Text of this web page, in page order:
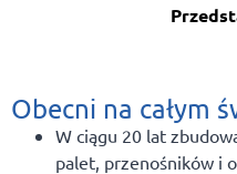
Obecni na całym
W ciągu 20 lat
palet, przenośników i